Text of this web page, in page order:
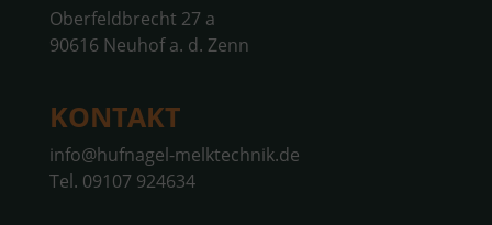
Oberfeldbrecht 27 a
90616 Neuhof a. d. Zenn
KONTAKT
info@hufnagel-melktechnik.de
Tel. 09107 924634